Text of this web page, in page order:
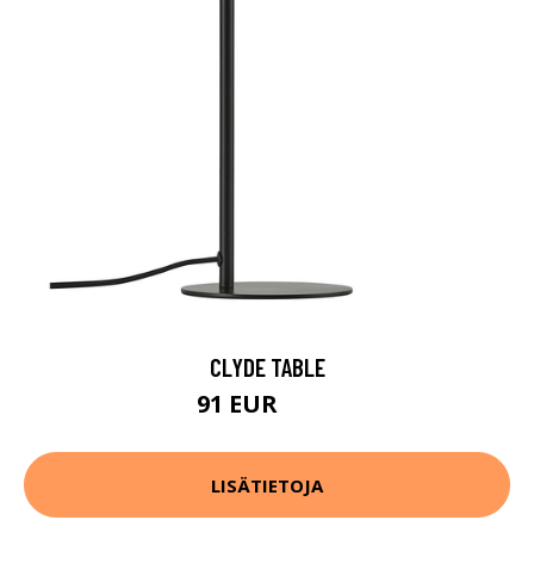
CLYDE TABLE
91 EUR
LISÄTIETOJA